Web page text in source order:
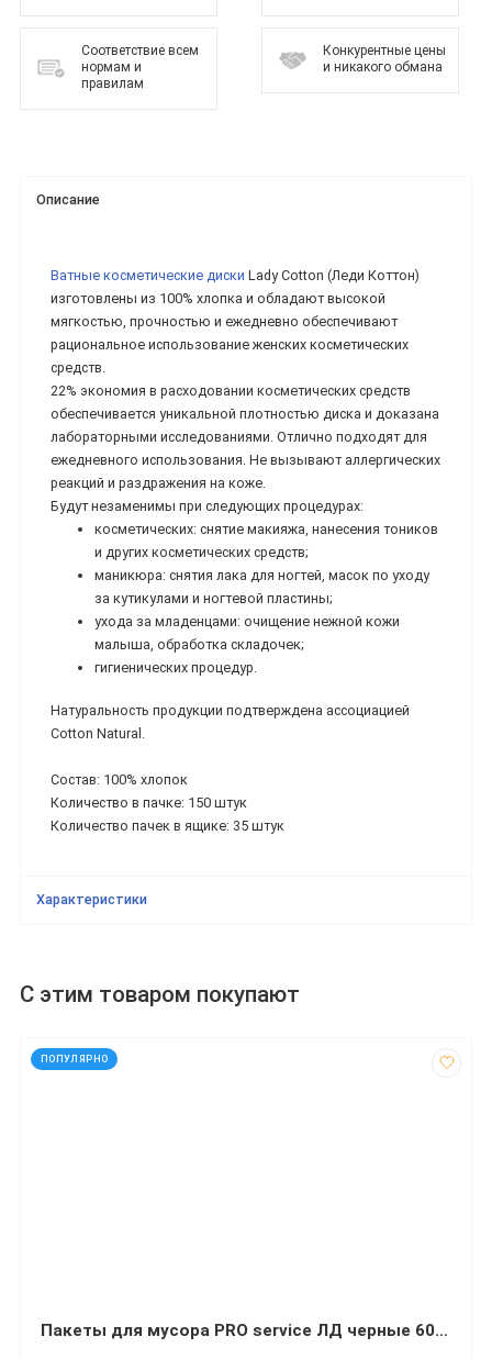
Соответствие всем
нормам и
правилам
Конкурентные цены
и никакого обмана
Описание
Ватные косметические диски Lady Cotton (Леди Коттон)
изготовлены из 100% хлопка и обладают высокой
мягкостью, прочностью и ежедневно обеспечивают
рациональное использование женских косметических
средств.
22% экономия в расходовании косметических средств
обеспечивается уникальной плотностью диска и доказана
лабораторными исследованиями. Отлично подходят для
ежедневного использования. Не вызывают аллергических
реакций и раздражения на коже.
Будут незаменимы при следующих процедурах:
косметических: снятие макияжа, нанесения тоников
и других косметических средств;
маникюра: снятия лака для ногтей, масок по уходу
за кутикулами и ногтевой пластины;
ухода за младенцами: очищение нежной кожи
малыша, обработка складочек;
гигиенических процедур.
Натуральность продукции подтверждена ассоциацией
Cotton Natural.
Состав: 100% хлопок
Количество в пачке: 150 штук
Количество пачек в ящике: 35 штук
Характеристики
С этим товаром покупают
ПОПУЛЯРНО
код: 50159
Пакеты для мусора PRO service ЛД черные 60 л 20 шт (60х80 сантиметров)